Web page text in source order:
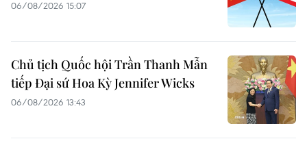
06/08/2026 15:07
Chủ tịch Quốc hội Trần Thanh Mẫn
tiếp Đại sứ Hoa Kỳ Jennifer Wicks
06/08/2026 13:43